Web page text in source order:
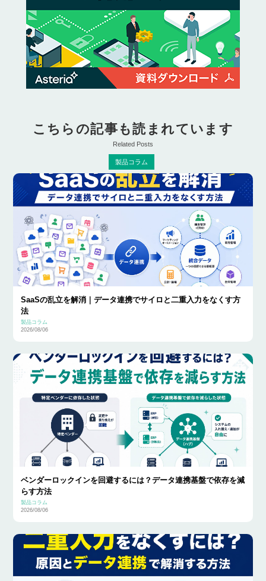
こちらの記事も読まれています
Related Posts
製品コラム
SaaSの乱立を解消｜データ連携でサイロと二重入力をなくす方
法
製品コラム
2026/08/06
ベンダーロックインを回避するには？データ連携基盤で依存を減
らす方法
製品コラム
2026/08/06